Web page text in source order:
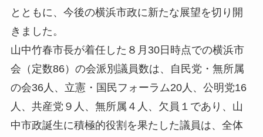
とともに、今後の横浜市政に新たな展望を切り開
きました。
山中竹春市長が着任した８月30日時点での横浜市
会（定数86）の会派別議員数は、自民党・無所属
の会36人、立憲・国民フォーラム20人、公明党16
人、共産党９人、無所属４人、欠員１であり、山
中市政誕生に積極的役割を果たした議員は、全体